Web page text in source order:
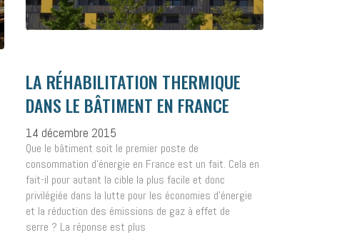
LA RÉHABILITATION THERMIQUE
DANS LE BÂTIMENT EN FRANCE
14 décembre 2015
Que le bâtiment soit le premier poste de
consommation d’énergie en France est un fait. Cela en
fait-il pour autant la cible la plus facile et donc
privilégiée dans la lutte pour les économies d’énergie
et la réduction des émissions de gaz à effet de
serre ? La réponse est plus